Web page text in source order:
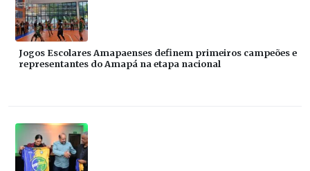
Jogos Escolares Amapaenses definem primeiros campeões e
representantes do Amapá na etapa nacional